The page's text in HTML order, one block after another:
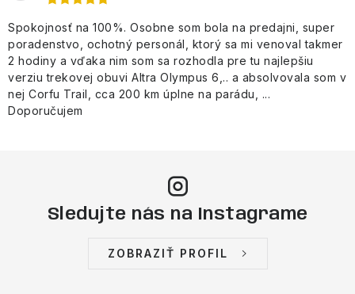
Spokojnosť na 100%. Osobne som bola na predajni, super
poradenstvo, ochotný personál, ktorý sa mi venoval takmer
2 hodiny a vďaka nim som sa rozhodla pre tu najlepšiu
verziu trekovej obuvi Altra Olympus 6,.. a absolvovala som v
nej Corfu Trail, cca 200 km úplne na parádu, ...
Doporučujem
Sledujte nás na Instagrame
ZOBRAZIŤ PROFIL